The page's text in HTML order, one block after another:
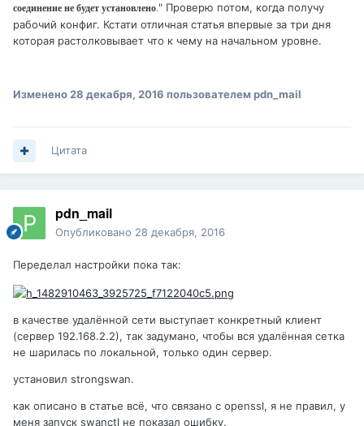
соединение не будет установлено." Проверю потом, когда получу
рабочий конфиг. Кстати отличная статья впервые за три дня
которая растолковывает что к чему на начальном уровне.
Изменено28 декабря, 2016 пользователем pdn_mail
Цитата
pdn_mail
Опубликовано 28 декабря, 2016
Переделал настройки пока так:
в качестве удалённой сети выступает конкретный клиент
(сервер 192.168.2.2), так задумано, чтобы вся удалённая сетка
не шарилась по локальной, только один сервер.
установил strongswan.
как описано в статье всё, что связано с openssl, я не правил, у
меня запуск swanctl не показал ошибку.